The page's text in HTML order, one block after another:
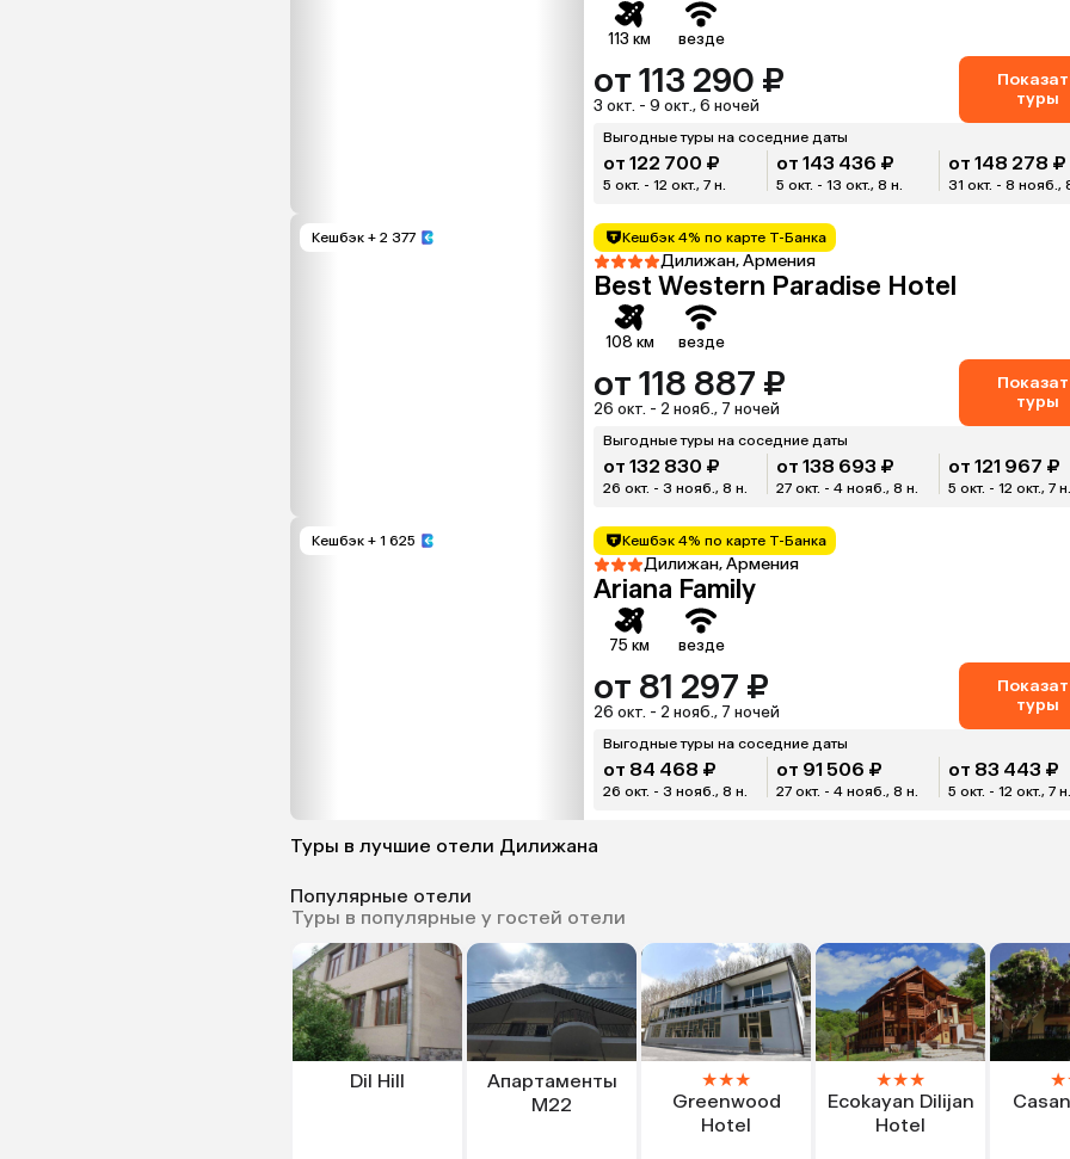
113 км везде
от 113 290 ₽
3 окт. - 9 окт., 6 ночей
туры
Выгодные туры на соседние даты
от 122 700 ₽
5 окт. - 12 окт., 7 н.
от 143 436 ₽
5 окт. - 13 окт., 8 н.
от 148 278 ₽
31 окт. - 8 нояб.,
Кешбэк + 2 377 Кешбэк 4% по карте Т-Банка
Дилижан, Армения
Best Western Paradise Hotel
108 км везде
от 118 887 ₽
26 окт. - 2 нояб., 7 ночей
туры
Выгодные туры на соседние даты
от 132 830 ₽
26 окт. - 3 нояб., 8 н.
от 138 693 ₽
27 окт. - 4 нояб., 8 н.
от 121 967 ₽
5 окт. - 12 окт., 7
Кешбэк + 1 625 Кешбэк 4% по карте Т-Банка
Дилижан, Армения
Ariana Family
75 км везде
от 81 297 ₽
26 окт. - 2 нояб., 7 ночей
туры
Выгодные туры на соседние даты
от 84 468 ₽
26 окт. - 3 нояб., 8 н.
от 91 506 ₽
27 окт. - 4 нояб., 8 н.
от 83 443 ₽
5 окт. - 12 окт., 7
Туры в лучшие отели Дилижана
Популярные отели
Туры в популярные у гостей отели
Dil Hill
Апартаменты
M22
★★★
Greenwood
Hotel
★★★
Ecokayan Dilijan
Hotel
★